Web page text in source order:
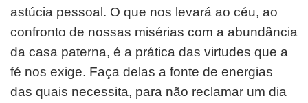
astúcia pessoal. O que nos levará ao céu, ao
confronto de nossas misérias com a abundância
da casa paterna, é a prática das virtudes que a
fé nos exige. Faça delas a fonte de energias
das quais necessita, para não reclamar um dia